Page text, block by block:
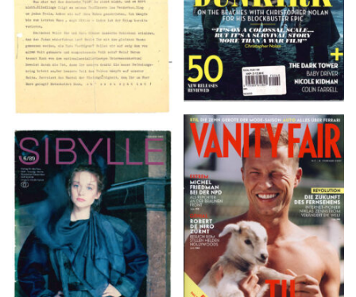
VANITY FAIR – Nr. 7 –
8. Februar 2007
SIBYLLE 6/89